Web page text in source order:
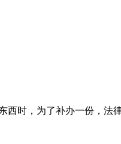
时，为了补办一份，